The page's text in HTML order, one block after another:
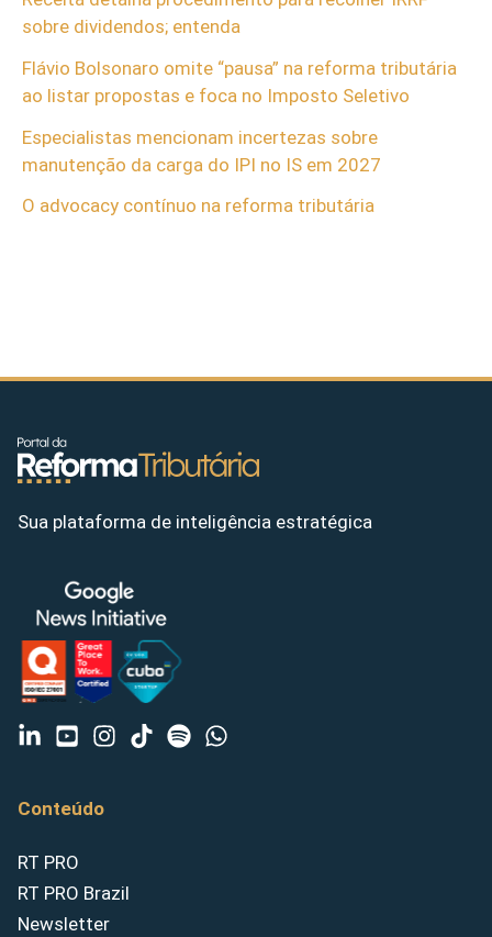
sobre dividendos; entenda
Flávio Bolsonaro omite “pausa” na reforma tributária
ao listar propostas e foca no Imposto Seletivo
Especialistas mencionam incertezas sobre
manutenção da carga do IPI no IS em 2027
O advocacy contínuo na reforma tributária
Sua plataforma de inteligência estratégica
Conteúdo
RT PRO
RT PRO Brazil
Newsletter